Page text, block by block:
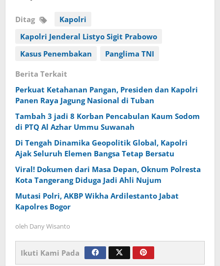
Ditag
Kapolri
Kapolri Jenderal Listyo Sigit Prabowo
Kasus Penembakan
Panglima TNI
Berita Terkait
Perkuat Ketahanan Pangan, Presiden dan Kapolri
Panen Raya Jagung Nasional di Tuban
Tambah 3 jadi 8 Korban Pencabulan Kaum Sodom
di PTQ Al Azhar Ummu Suwanah
Di Tengah Dinamika Geopolitik Global, Kapolri
Ajak Seluruh Elemen Bangsa Tetap Bersatu
Viral! Dokumen dari Masa Depan, Oknum Polresta
Kota Tangerang Diduga Jadi Ahli Nujum
Mutasi Polri, AKBP Wikha Ardilestanto Jabat
Kapolres Bogor
oleh Dany Wisanto
Ikuti Kami Pada